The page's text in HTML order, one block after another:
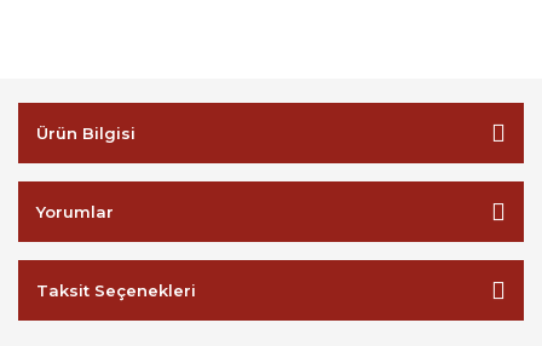
Ürün Bilgisi
Yorumlar
Taksit Seçenekleri